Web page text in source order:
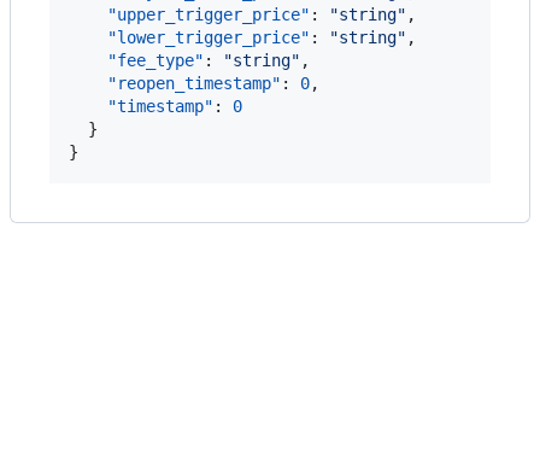
"upper_trigger_price" : "string" ,
"lower_trigger_price" : "string" ,
"fee_type" : "string" ,
"reopen_timestamp" : 0,
"timestamp" : 0
  }
}